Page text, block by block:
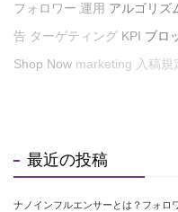
フォロワー 運用 アルゴリズ
告 ターゲティング KPI ブロ
Shop Now marketing 入稿規
最近の投稿
ナノインフルエンサーとは？フォロ